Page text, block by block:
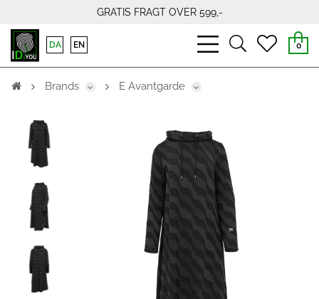
GRATIS FRAGT OVER 599,-
bars
light
searchheart
0
DA EN
Brands E Avantgarde